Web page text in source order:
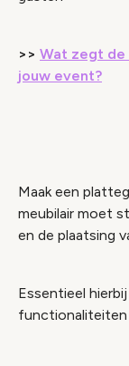
>> Wat zegt de
jouw event?
Maak een
meubilair moet
en de plaatsing
Essentieel
functionaliteiten